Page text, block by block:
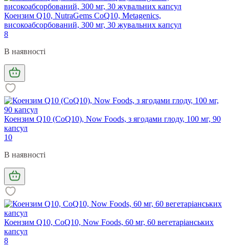
Коензим Q10, NutraGems CoQ10, Metagenics,
високоабсорбований, 300 мг, 30 жувальних капсул
8
В наявності
Коензим Q10 (CoQ10), Now Foods, з ягодами глоду, 100 мг, 90
капсул
10
В наявності
Коензим Q10, CoQ10, Now Foods, 60 мг, 60 вегетаріанських
капсул
8